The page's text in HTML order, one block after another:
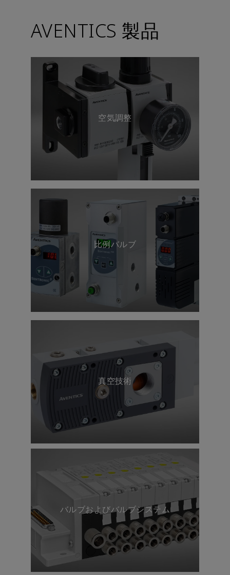
生産性を損なうことなく、機械の安
全基準と規制を満たします。
エネルギー効率とサステナビリ
ティ
スマート IIoT ソリューションと分
るために必要な実用的なインサイト
を提供します
高速道路、鉄道、水上での安全かつ
迅速な移動を実現するための技術と
AVENTICS 製品
空気調整
比例バルブ
真空技術
バルブおよびバルブシステム